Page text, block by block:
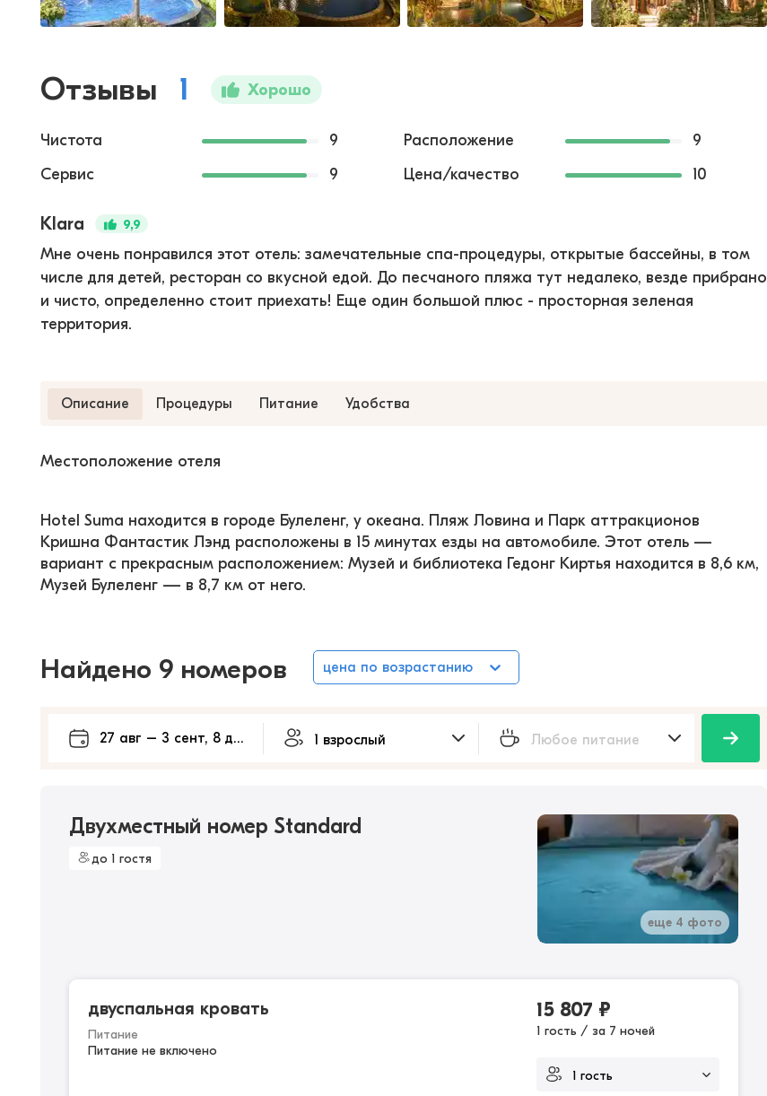
Отзывы 1 Хорошо
Чистота 9 Расположение
9
Сервис
9 Цена/качество 10
Klara 9,9
Мне очень понравился этот отель: замечательные спа-процедуры, открытые бассейны, в том
числе для детей, ресторан со вкусной едой. До песчаного пляжа тут недалеко, везде прибрано
и чисто, определенно стоит приехать! Еще один большой плюс - просторная зеленая
территория.
Описание Процедуры Питание Удобства
Местоположение отеля
Hotel Suma находится в городе Булеленг, у океана. Пляж Ловина и Парк аттракционов
Кришна Фантастик Лэнд расположены в 15 минутах езды на автомобиле. Этот отель —
вариант с прекрасным расположением: Музей и библиотека Гедонг Киртья находится в 8,6 км,
Музей Булеленг — в 8,7 км от него.
Найдено 9 номеров цена по возрастанию
Двухместный номер Standard
до 1 гостя
еще 4 фото
двуспальная кровать
Питание
Питание не включено
15 807 ₽
1 гость / за 7 ночей